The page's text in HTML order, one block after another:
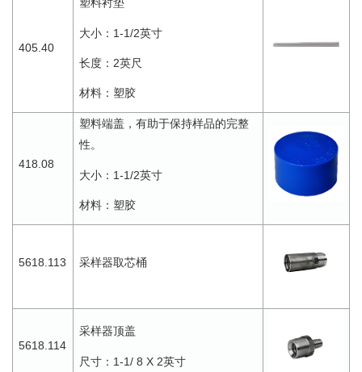
405.40
塑料衬垫
大小： 1-1/2英寸
长度： 2英尺
材料：塑胶
418.08
塑料端盖，有助于保持样品的完整
性。
大小： 1-1/2英寸
材料：塑胶
5618.113 采样器取芯桶
5618.114
采样器顶盖
尺寸： 1-1/ 8 X 2英寸